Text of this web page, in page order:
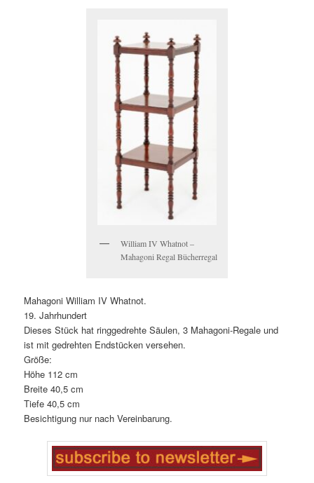
William IV Whatnot –
Mahagoni Regal Bücherregal
Mahagoni William IV Whatnot.
19. Jahrhundert
Dieses Stück hat ringgedrehte Säulen, 3 Mahagoni-Regale und
ist mit gedrehten Endstücken versehen.
Größe:
Höhe 112 cm
Breite 40,5 cm
Tiefe 40,5 cm
Besichtigung nur nach Vereinbarung.